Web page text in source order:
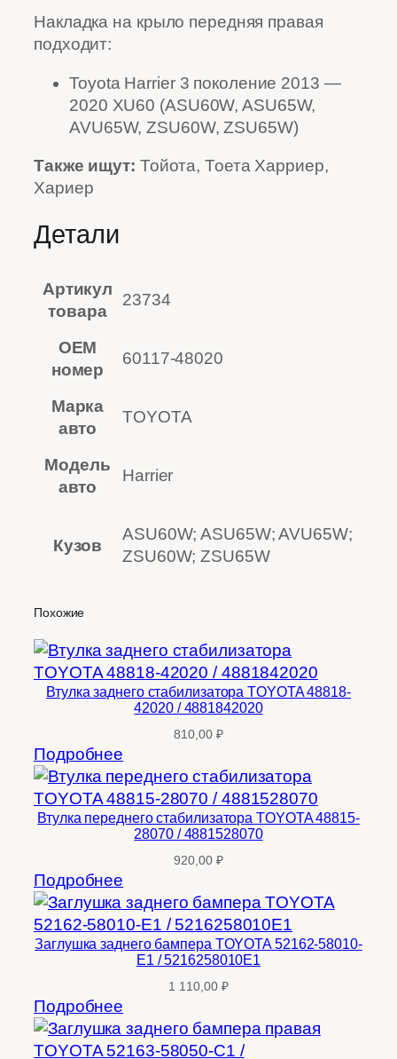
Накладка на крыло передняя правая
подходит:
Toyota Harrier 3 поколение 2013 —
2020 XU60 (ASU60W, ASU65W,
AVU65W, ZSU60W, ZSU65W)
Также ищут: Тойота, Тоета Харриер,
Хариер
Детали
Артикул
товара
23734
OEM
номер
60117-48020
Марка
авто
TOYOTA
Модель
авто
Harrier
Кузов
ASU60W; ASU65W; AVU65W;
ZSU60W; ZSU65W
Похожие
Втулка заднего стабилизатора TOYOTA 48818-
42020 / 4881842020
810,00 ₽
Подробнее
Втулка переднего стабилизатора TOYOTA 48815-
28070 / 4881528070
920,00 ₽
Подробнее
Заглушка заднего бампера TOYOTA 52162-58010-
E1 / 5216258010E1
1 110,00 ₽
Подробнее